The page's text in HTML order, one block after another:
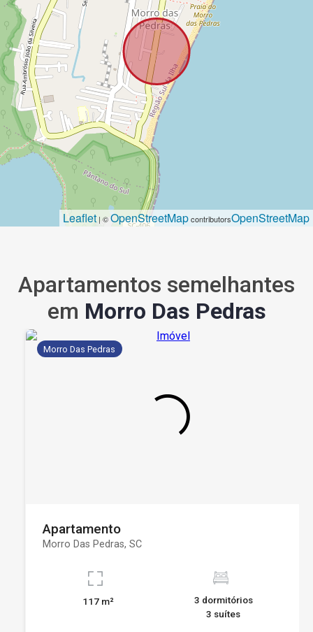
Leaflet | ©OpenStreetMapcontributorsOpenStreetMap
Apartamentos semelhantes
em Morro Das Pedras
Morro Das Pedras
Apartamento
Morro Das Pedras, SC
117 m²
3 dormitórios
3 suítes